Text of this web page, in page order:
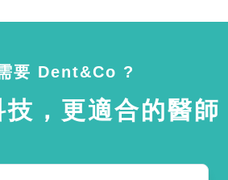
要 Dent&Co ?
，更適合的醫師